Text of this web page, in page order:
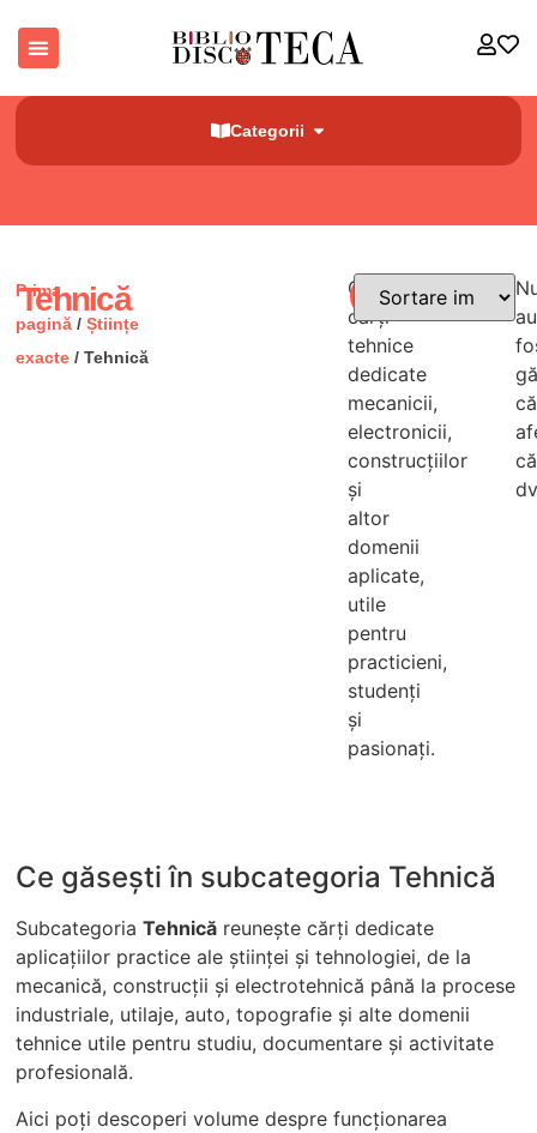
Categorii
Prima
pagină /Științe
exacte / Tehnică
Tehnică
Găsești
cărți
tehnice
dedicate
mecanicii,
electronicii,
construcțiilor
și
altor
domenii
aplicate,
utile
pentru
practicieni,
studenți
și
pasionați.
Filtre
au
Ce găsești în subcategoria Tehnică
SubcategoriaTehnică reunește cărți dedicate
aplicațiilor practice ale științei și tehnologiei, de la
mecanică, construcții și electrotehnică până la procese
industriale, utilaje, auto, topografie și alte domenii
tehnice utile pentru studiu, documentare și activitate
profesională.
Aici poți descoperi volume despre funcționarea